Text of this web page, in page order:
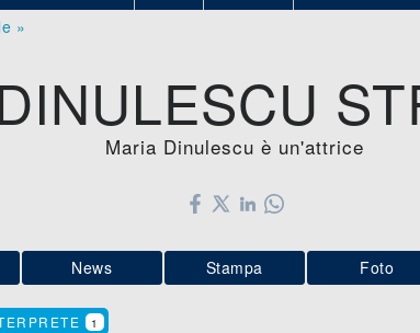
»
Maria Dinulescu è un'attrice
News Stampa Foto
1